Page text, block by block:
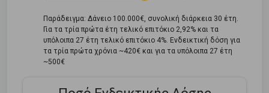
Παράδειγμα: Δάνειο 100.000€, συνολική διάρκεια 30 έτη.
Για τα τρία πρώτα έτη τελικό επιτόκιο 2,92% και τα
υπόλοιπα 27 έτη τελικό επιτόκιο 4%. Ενδεικτική δόση για
τα τρία πρώτα χρόνια ~420€ και για τα υπόλοιπα 27 έτη
~500€